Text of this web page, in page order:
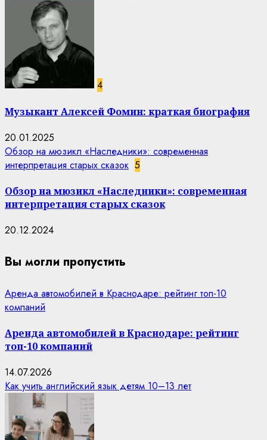
4
Музыкант Алексей Фомин: краткая биография
20.01.2025
Обзор на мюзикл «Наследники»: современная
интерпретация старых сказок 5
Обзор на мюзикл «Наследники»: современная
интерпретация старых сказок
20.12.2024
Вы могли пропустить
Аренда автомобилей в Краснодаре: рейтинг топ-10
компаний
Аренда автомобилей в Краснодаре: рейтинг
топ-10 компаний
14.07.2026
Как учить английский язык детям 10–13 лет